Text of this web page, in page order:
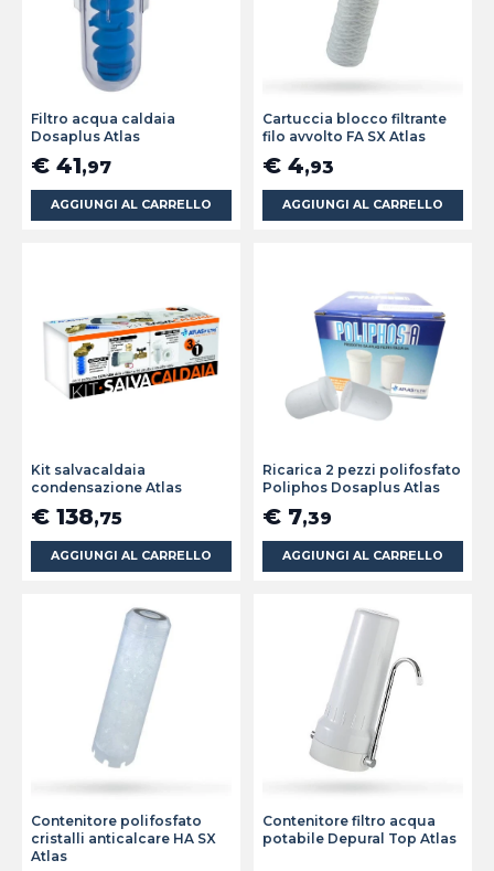
Filtro acqua caldaia
Dosaplus Atlas
€ 41,97
AGGIUNGI AL CARRELLO
Cartuccia blocco filtrante
filo avvolto FA SX Atlas
€ 4,93
AGGIUNGI AL CARRELLO
Kit salvacaldaia
condensazione Atlas
€ 138,75
AGGIUNGI AL CARRELLO
Ricarica 2 pezzi polifosfato
Poliphos Dosaplus Atlas
€ 7,39
AGGIUNGI AL CARRELLO
Contenitore polifosfato
cristalli anticalcare HA SX
Atlas
Contenitore filtro acqua
potabile Depural Top Atlas